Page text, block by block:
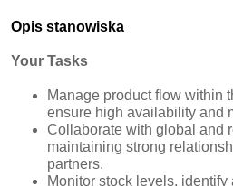
Opis stanowiska
Your Tasks
Manage product flow within
ensure high availability and
Collaborate with global and
maintaining strong
partners.
Monitor stock levels,